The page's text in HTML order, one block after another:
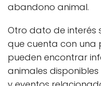
abandono animal.
Otro dato de interés
que cuenta con una
pueden encontrar
animales